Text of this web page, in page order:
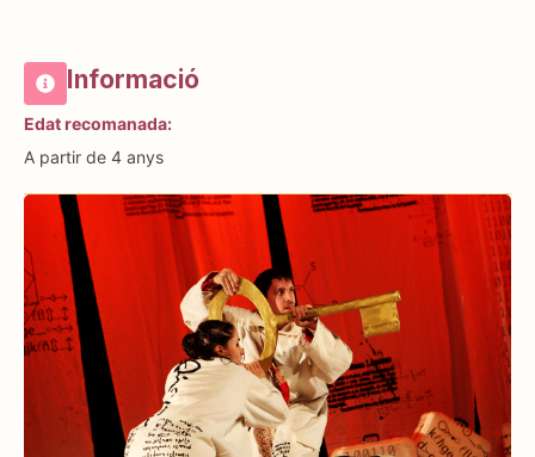
Informació
Edat recomanada:
A partir de 4 anys